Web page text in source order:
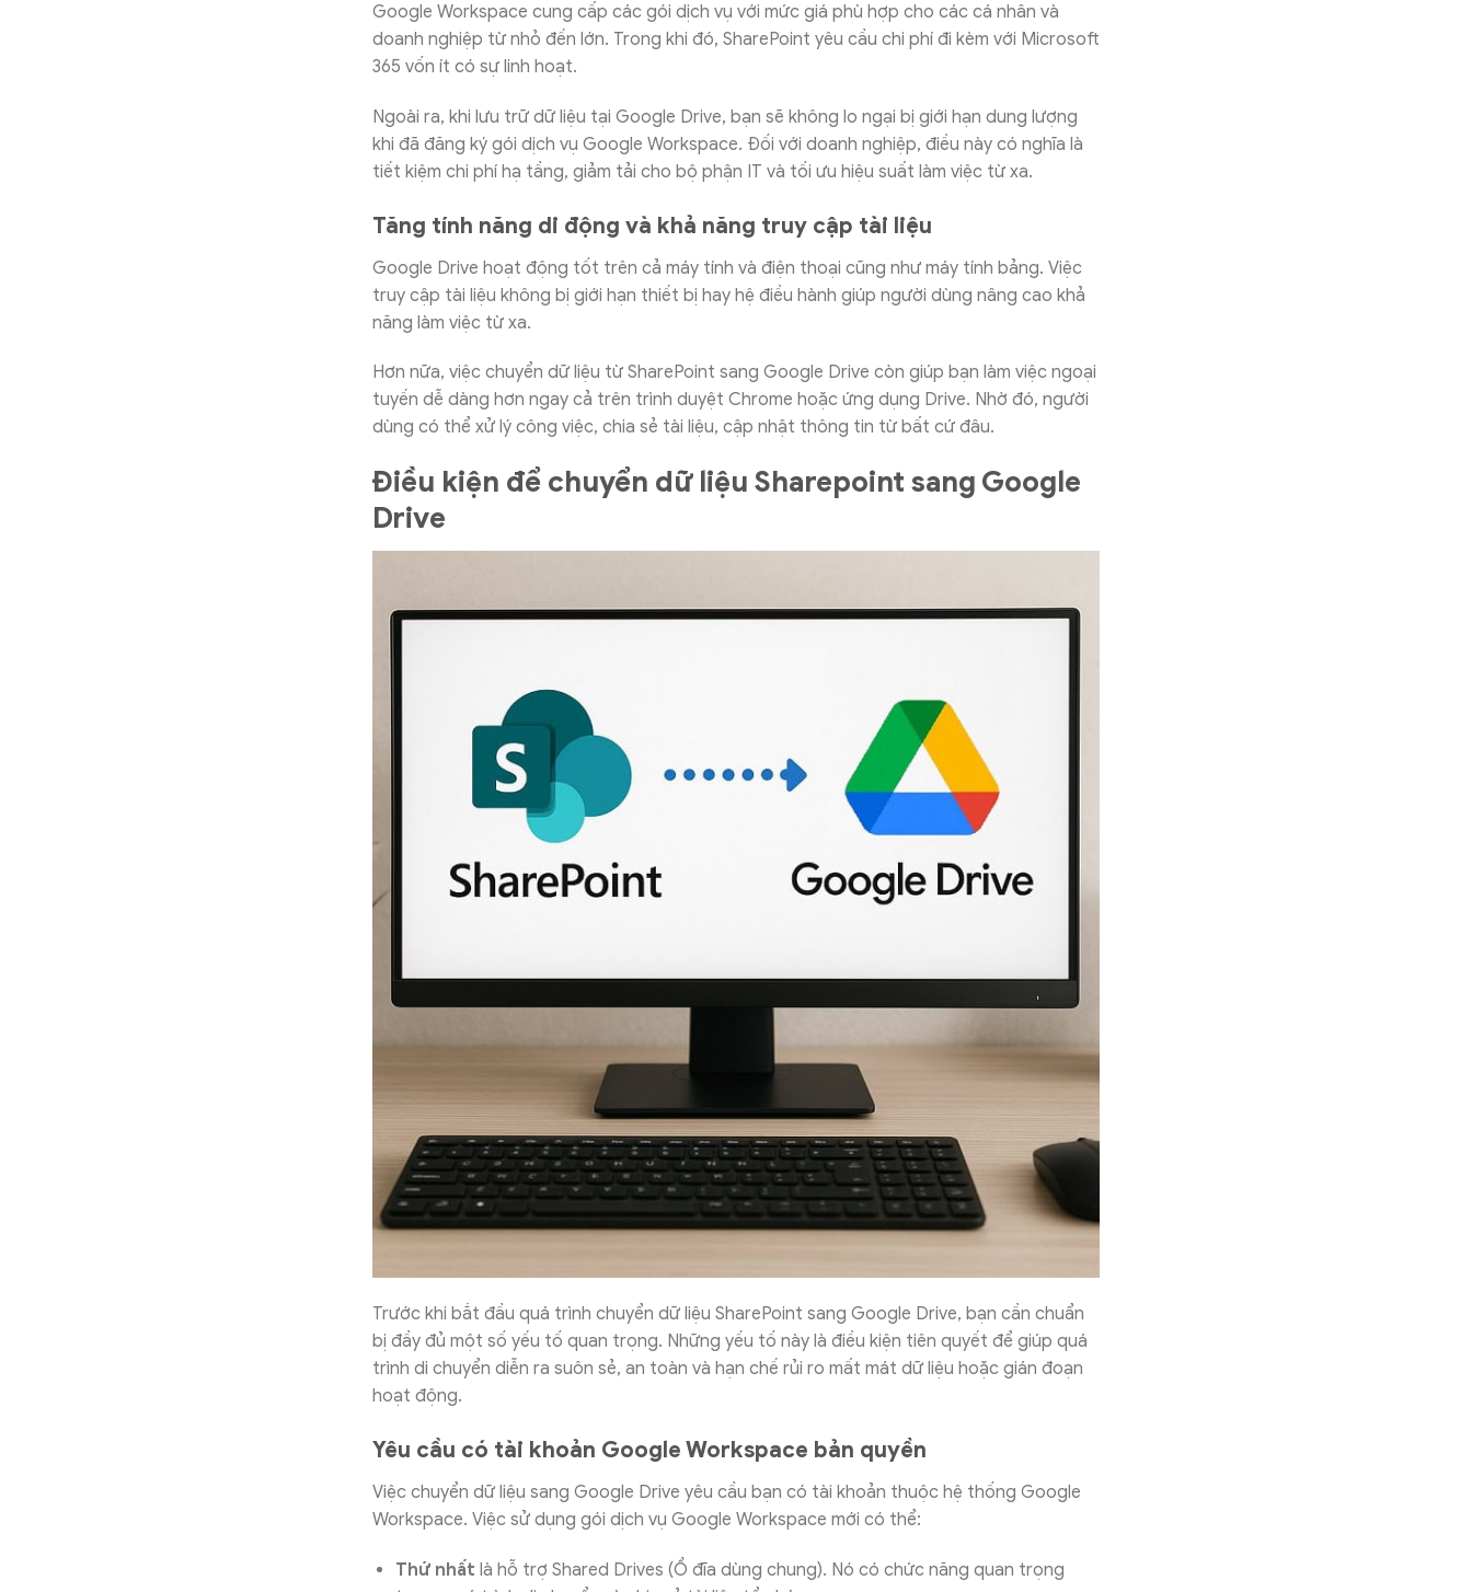
Google Workspace cung cấp các gói dịch vụ với mức giá phù hợp cho các cá nhân và
doanh nghiệp từ nhỏ đến lớn. Trong khi đó, SharePoint yêu cầu chi phí đi kèm với Microsoft
365 vốn ít có sự linh hoạt.
Ngoài ra, khi lưu trữ dữ liệu tại Google Drive, bạn sẽ không lo ngại bị giới hạn dung lượng
khi đã đăng ký gói dịch vụ Google Workspace. Đối với doanh nghiệp, điều này có nghĩa là
tiết kiệm chi phí hạ tầng, giảm tải cho bộ phận IT và tối ưu hiệu suất làm việc từ xa.
Tăng tính năng di động và khả năng truy cập tài liệu
Google Drive hoạt động tốt trên cả máy tính và điện thoại cũng như máy tính bảng. Việc
truy cập tài liệu không bị giới hạn thiết bị hay hệ điều hành giúp người dùng nâng cao khả
năng làm việc từ xa.
Hơn nữa, việc chuyển dữ liệu từ SharePoint sang Google Drive còn giúp bạn làm việc ngoại
tuyến dễ dàng hơn ngay cả trên trình duyệt Chrome hoặc ứng dụng Drive. Nhờ đó, người
dùng có thể xử lý công việc, chia sẻ tài liệu, cập nhật thông tin từ bất cứ đâu.
Điều kiện để chuyển dữ liệu Sharepoint sang Google
Drive
Trước khi bắt đầu quá trình chuyển dữ liệu SharePoint sang Google Drive, bạn cần chuẩn
bị đầy đủ một số yếu tố quan trọng. Những yếu tố này là điều kiện tiên quyết để giúp quá
trình di chuyển diễn ra suôn sẻ, an toàn và hạn chế rủi ro mất mát dữ liệu hoặc gián đoạn
hoạt động.
Yêu cầu có tài khoản Google Workspace bản quyền
Việc chuyển dữ liệu sang Google Drive yêu cầu bạn có tài khoản thuộc hệ thống Google
Workspace. Việc sử dụng gói dịch vụ Google Workspace mới có thể:
Thứ nhất là hỗ trợ Shared Drives (Ổ đĩa dùng chung). Nó có chức năng quan trọng